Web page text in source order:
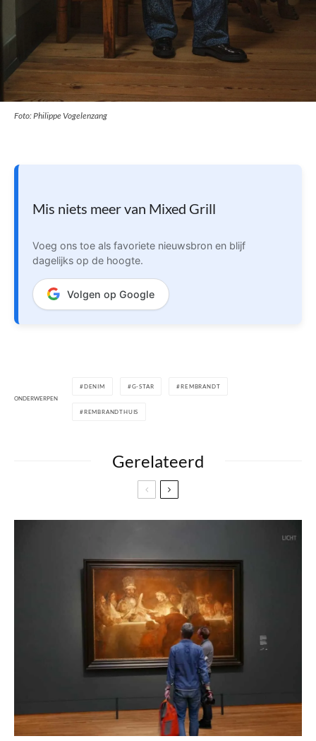
Foto: Philippe Vogelenzang
Mis niets meer van Mixed Grill
Voeg ons toe als favoriete nieuwsbron en blijf
dagelijks op de hoogte.
Volgen op Google
ONDERWERPEN
DENIM G-STAR REMBRANDT
REMBRANDTHUIS
Gerelateerd